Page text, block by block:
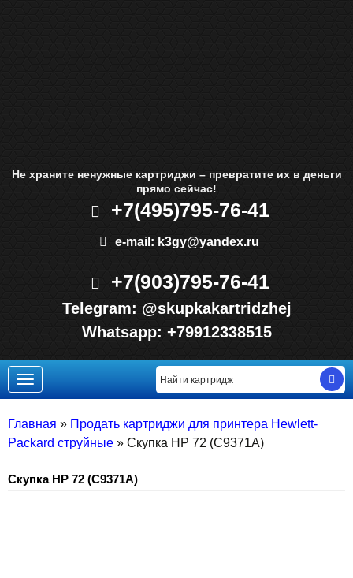
Не храните ненужные картриджи – превратите их в деньги
прямо сейчас!
+7(495)795-76-41
e-mail: k3gy@yandex.ru
+7(903)795-76-41
Telegram: @skupkakartridzhej
Whatsapp: +79912338515
Toggle
navigation
Главная » Продать картриджи для принтера Hewlett-
Packard струйные » Скупка HP 72 (C9371A)
Скупка HP 72 (C9371A)